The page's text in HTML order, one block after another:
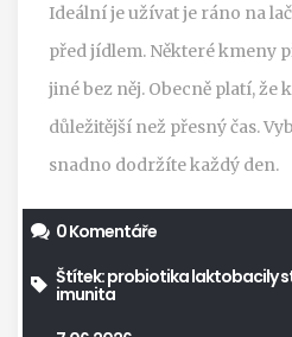
Ideální je užívat je ráno na
před jídlem. Některé kmeny
jiné bez něj. Obecně platí, že
důležitější než přesný čas.
snadno dodržíte každý den.
0 Komentáře
Štítek:probiotikalaktobacily
imunita